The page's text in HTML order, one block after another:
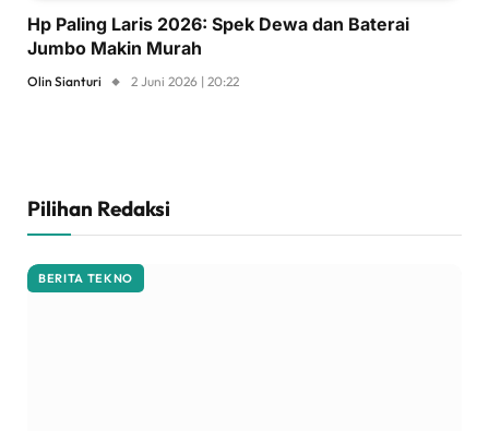
Hp Paling Laris 2026: Spek Dewa dan Baterai
Jumbo Makin Murah
Olin Sianturi 2 Juni 2026 | 20:22
Pilihan Redaksi
BERITA TEKNO